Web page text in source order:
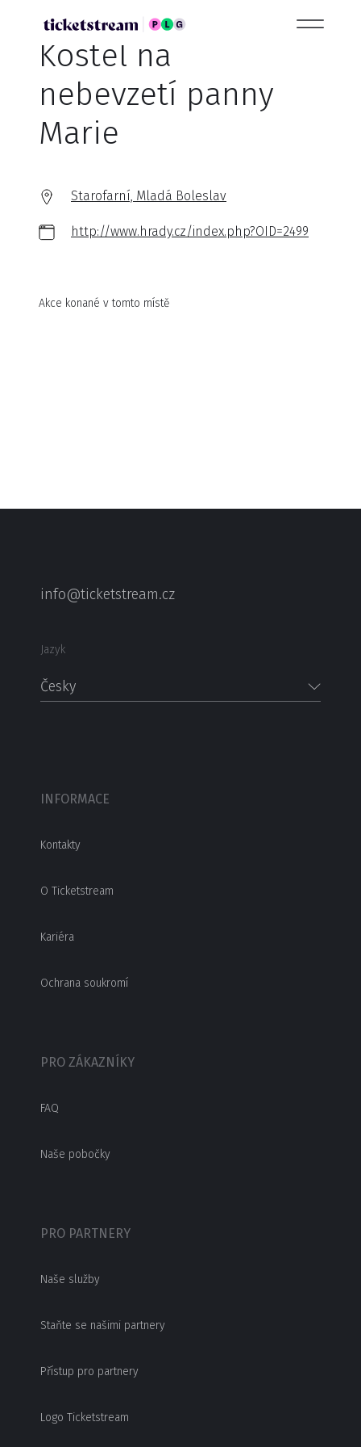
Kostel na
nebevzetí panny
Marie
Starofarní, Mladá Boleslav
http://www.hrady.cz/index.php?OID=2499
Akce konané v tomto místě
info@ticketstream.cz
Jazyk
Česky
INFORMACE
Kontakty
O Ticketstream
Kariéra
Ochrana soukromí
PRO ZÁKAZNÍKY
FAQ
Naše pobočky
PRO PARTNERY
Naše služby
Staňte se našimi partnery
Přístup pro partnery
Logo Ticketstream